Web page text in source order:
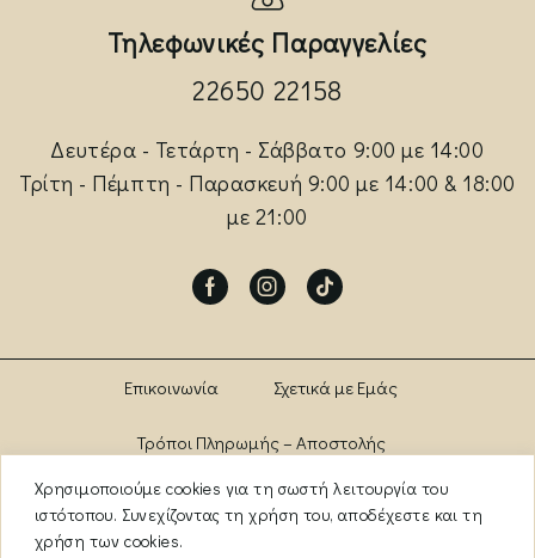
Χρησιμοποιούμε cookies για τη σωστή λειτουργία του
ιστότοπου. Συνεχίζοντας τη χρήση του, αποδέχεστε και τη
χρήση των cookies.
Τηλεφωνικές Παραγγελίες
22650 22158
Δευτέρα - Τετάρτη - Σάββατο 9:00 με 14:00
Τρίτη - Πέμπτη - Παρασκευή 9:00 με 14:00 & 18:00
με 21:00
FacebookInstagram
Tik-
Επικοινωνία Σχετικά με Εμάς
Τρόποι Πληρωμής – Αποστολής
Πολιτική Αλλαγών – Επιστροφών Brands
Όροι Χρήσης